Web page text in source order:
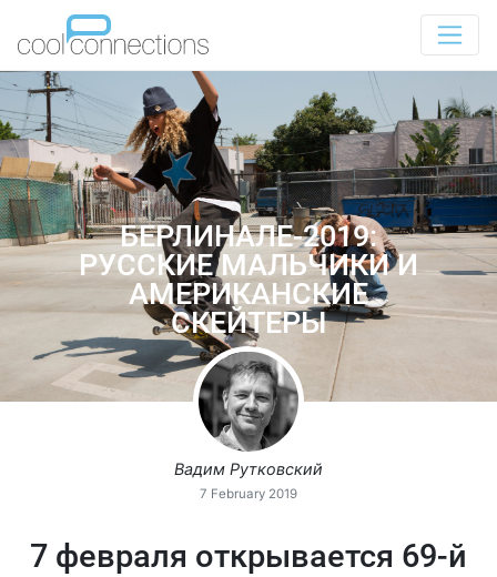
БЕРЛИНАЛЕ-2019:
РУССКИЕ МАЛЬЧИКИ И
АМЕРИКАНСКИЕ
СКЕЙТЕРЫ
Вадим Рутковский
7 February 2019
7 февраля открывается 69-й